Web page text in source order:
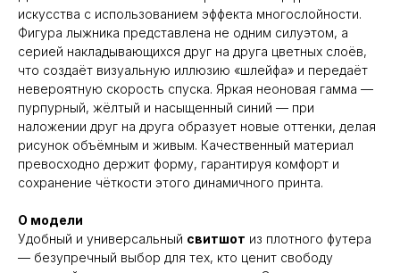
искусства с использованием эффекта многослойности.
Фигура лыжника представлена не одним силуэтом, а
серией накладывающихся друг на друга цветных слоёв,
что создаёт визуальную иллюзию «шлейфа» и передаёт
невероятную скорость спуска. Яркая неоновая гамма —
пурпурный, жёлтый и насыщенный синий — при
наложении друг на друга образует новые оттенки, делая
рисунок объёмным и живым. Качественный материал
превосходно держит форму, гарантируя комфорт и
сохранение чёткости этого динамичного принта.
О модели
Удобный и универсальный свитшот из плотного футера
— безупречный выбор для тех, кто ценит свободу